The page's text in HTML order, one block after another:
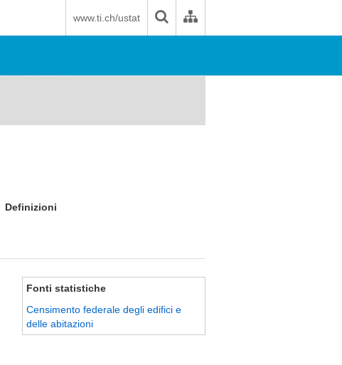
www.ti.ch/ustat
Definizioni
Fonti statistiche
Censimento federale degli edifici e
delle abitazioni